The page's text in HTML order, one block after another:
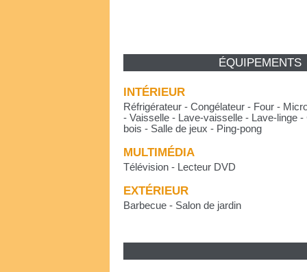
ÉQUIPEMENTS
INTÉRIEUR
Réfrigérateur - Congélateur - Four -
- Vaisselle - Lave-vaisselle - Lave-linge
bois - Salle de jeux - Ping-pong
MULTIMÉDIA
Télévision - Lecteur DVD
EXTÉRIEUR
Barbecue - Salon de jardin